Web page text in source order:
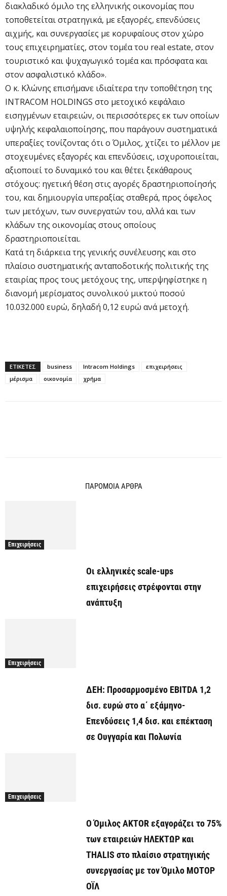
διακλαδικό όμιλο της ελληνικής οικονομίας που
τοποθετείται στρατηγικά, με εξαγορές, επενδύσεις
αιχμής, και συνεργασίες με κορυφαίους στον χώρο
τους επιχειρηματίες, στον τομέα του real estate, στον
τουριστικό και ψυχαγωγικό τομέα και πρόσφατα και
στον ασφαλιστικό κλάδο».
Ο κ. Κλώνης επισήμανε ιδιαίτερα την τοποθέτηση της
INTRACOM HOLDINGS στο μετοχικό κεφάλαιο
εισηγμένων εταιρειών, οι περισσότερες εκ των οποίων
υψηλής κεφαλαιοποίησης, που παράγουν συστηματικά
υπεραξίες τονίζοντας ότι ο Όμιλος, χτίζει το μέλλον με
στοχευμένες εξαγορές και επενδύσεις, ισχυροποιείται,
αξιοποιεί το δυναμικό του και θέτει ξεκάθαρους
στόχους: ηγετική θέση στις αγορές δραστηριοποίησής
του, και δημιουργία υπεραξίας σταθερά, προς όφελος
των μετόχων, των συνεργατών του, αλλά και των
κλάδων της οικονομίας στους οποίους
δραστηριοποιείται.
Κατά τη διάρκεια της γενικής συνέλευσης και στο
πλαίσιο συστηματικής ανταποδοτικής πολιτικής της
εταιρίας προς τους μετόχους της, υπερψηφίστηκε η
διανομή μερίσματος συνολικού μικτού ποσού
10.032.000 ευρώ, δηλαδή 0,12 ευρώ ανά μετοχή.
ΕΤΙΚΕΤΕΣ business Intracom Holdings
επιχειρήσεις
μέρισμα
οικονομία χρήμα
ΠΑΡΟΜΟΙΑ ΑΡΘΡΑ
Επιχειρήσεις
Οι ελληνικές scale-ups
επιχειρήσεις στρέφονται στην
ανάπτυξη
Επιχειρήσεις
ΔΕΗ: Προσαρμοσμένο EBITDA 1,2
δισ. ευρώ στο α΄ εξάμηνο-
Επενδύσεις 1,4 δισ. και επέκταση
σε Ουγγαρία και Πολωνία
Επιχειρήσεις
Ο Όμιλος AKTOR εξαγοράζει το 75%
των εταιρειών ΗΛΕΚΤΩΡ και
THALIS στο πλαίσιο στρατηγικής
συνεργασίας με τον Όμιλο ΜΟΤΟΡ
ΟΪΛ